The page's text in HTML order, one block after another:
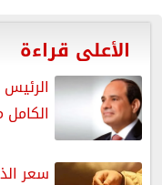
الأعلى قراءة